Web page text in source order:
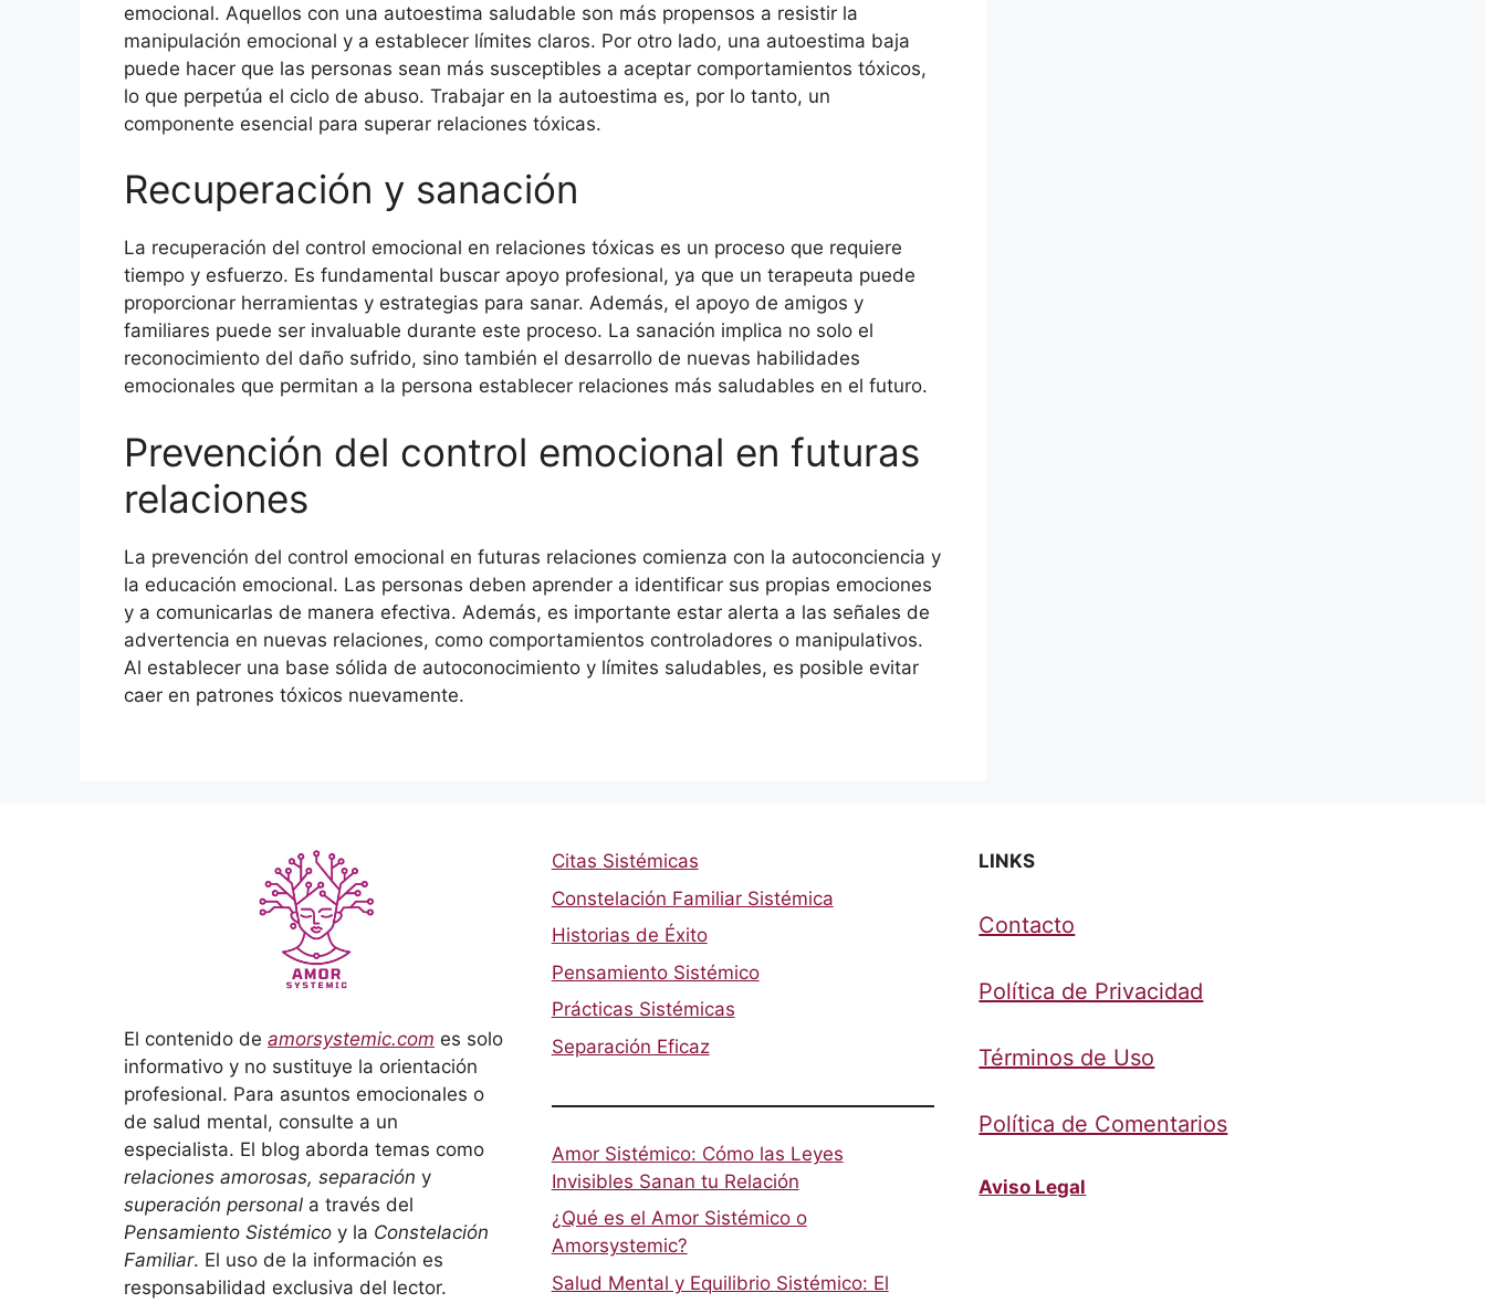
emocional. Aquellos con una autoestima saludable son más propensos a resistir la
manipulación emocional y a establecer límites claros. Por otro lado, una autoestima baja
puede hacer que las personas sean más susceptibles a aceptar comportamientos tóxicos,
lo que perpetúa el ciclo de abuso. Trabajar en la autoestima es, por lo tanto, un
componente esencial para superar relaciones tóxicas.
Recuperación y sanación
La recuperación del control emocional en relaciones tóxicas es un proceso que requiere
tiempo y esfuerzo. Es fundamental buscar apoyo profesional, ya que un terapeuta puede
proporcionar herramientas y estrategias para sanar. Además, el apoyo de amigos y
familiares puede ser invaluable durante este proceso. La sanación implica no solo el
reconocimiento del daño sufrido, sino también el desarrollo de nuevas habilidades
emocionales que permitan a la persona establecer relaciones más saludables en el futuro.
Prevención del control emocional en futuras
relaciones
La prevención del control emocional en futuras relaciones comienza con la autoconciencia y
la educación emocional. Las personas deben aprender a identificar sus propias emociones
y a comunicarlas de manera efectiva. Además, es importante estar alerta a las señales de
advertencia en nuevas relaciones, como comportamientos controladores o manipulativos.
Al establecer una base sólida de autoconocimiento y límites saludables, es posible evitar
caer en patrones tóxicos nuevamente.
El contenido de amorsystemic.com es solo
informativo y no sustituye la orientación
profesional. Para asuntos emocionales o
de salud mental, consulte a un
especialista. El blog aborda temas como
relaciones amorosas, separación y
superación personal a través del
Pensamiento Sistémico y la Constelación
Familiar. El uso de la información es
responsabilidad exclusiva del lector.
Citas Sistémicas
Constelación Familiar Sistémica
Historias de Éxito
Pensamiento Sistémico
Prácticas Sistémicas
Separación Eficaz
Amor Sistémico: Cómo las Leyes
Invisibles Sanan tu Relación
¿Qué es el Amor Sistémico o
Amorsystemic?
Salud Mental y Equilibrio Sistémico: El
LINKS
Contacto
Política de Privacidad
Términos de Uso
Política de Comentarios
Aviso Legal